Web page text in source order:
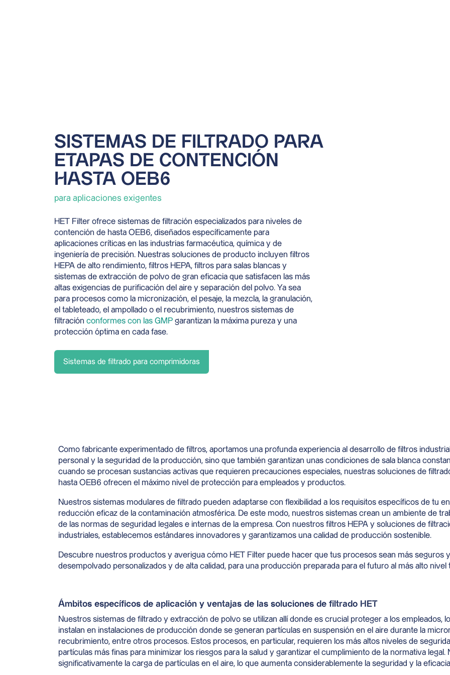
SISTEMAS DE FILTRADO PARA
ETAPAS DE CONTENCIÓN
HASTA OEB6
para aplicaciones exigentes
HET Filter ofrece sistemas de filtración especializados para niveles de
contención de hasta OEB6, diseñados específicamente para
aplicaciones críticas en las industrias farmacéutica, química y de
ingeniería de precisión. Nuestras soluciones de producto incluyen filtros
HEPA de alto rendimiento, filtros HEPA, filtros para salas blancas y
sistemas de extracción de polvo de gran eficacia que satisfacen las más
altas exigencias de purificación del aire y separación del polvo. Ya sea
para procesos como la micronización, el pesaje, la mezcla, la granulación,
el tableteado, el ampollado o el recubrimiento, nuestros sistemas de
filtración conformes con las GMPgarantizan la máxima pureza y una
protección óptima en cada fase.
Sistemas de filtrado para comprimidoras
Como fabricante experimentado de filtros, aportamos una profunda experiencia al desarrollo de filtros
personal y la seguridad de la producción, sino que también garantizan unas condiciones de sala blanca
cuando se procesan sustancias activas que requieren precauciones especiales, nuestras soluciones de
hasta OEB6 ofrecen el máximo nivel de protección para empleados y productos.
Nuestros sistemas modulares de filtrado pueden adaptarse con flexibilidad a los requisitos específicos de tu
reducción eficaz de la contaminación atmosférica. De este modo, nuestros sistemas crean un ambiente de
de las normas de seguridad legales e internas de la empresa. Con nuestros filtros HEPA y soluciones de
industriales, establecemos estándares innovadores y garantizamos una calidad de producción sostenible.
Descubre nuestros productos y averigua cómo HET Filter puede hacer que tus procesos sean más seguros
desempolvado personalizados y de alta calidad, para una producción preparada para el futuro al más alto nivel
Ámbitos específicos de aplicación y ventajas de las soluciones de filtrado HET
Nuestros sistemas de filtrado y extracción de polvo se utilizan allí donde es crucial proteger a los empleados,
instalan en instalaciones de producción donde se generan partículas en suspensión en el aire durante la
recubrimiento, entre otros procesos. Estos procesos, en particular, requieren los más altos niveles de
partículas más finas para minimizar los riesgos para la salud y garantizar el cumplimiento de la normativa
significativamente la carga de partículas en el aire, lo que aumenta considerablemente la seguridad y la